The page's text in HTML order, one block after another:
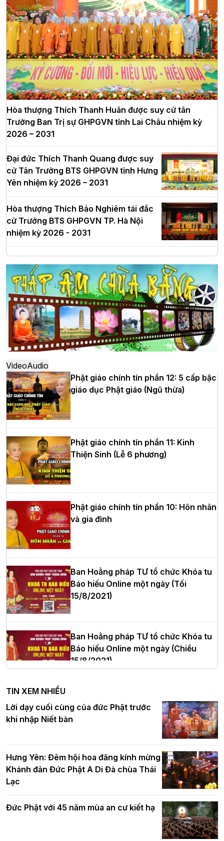
Hòa thượng Thích Thanh Huân được suy cử tân
Trưởng Ban Trị sự GHPGVN tỉnh Lai Châu nhiệm kỳ
2026 – 2031
Đại đức Thích Thanh Quang được suy
cử Tân Trưởng BTS GHPGVN tỉnh Hưng
Yên nhiệm kỳ 2026 – 2031
Hòa thượng Thích Bảo Nghiêm tái đắc
cử Trưởng BTS GHPGVN TP. Hà Nội
nhiệm kỳ 2026 - 2031
Hà Nội: Long trọng lễ khởi công xây
dựng Trung tâm văn hóa Phật giáo Thủ
đô
Hà Nội: Ngày tu học cuối cùng khép lại
khóa sinh hoạt Phật pháp mùa hè lần
thứ XIV tại chùa Bằng
Học yêu thương trong ngày tu tập thứ
tư của Khóa sinh hoạt Phật pháp mùa
hè tại chùa Bằng
HT.Thích Thọ Lạc được suy cử làm tân
Trưởng BTS GHPGVN tỉnh Nghệ An
Hòa thượng Thích Quảng Tùng tái đắc
cử Trưởng BTS GHPGVN thành phố Hải
Phòng nhiệm kỳ 2026 – 2031
Thượng tọa Thích Tâm Chính được suy
cử tân Trưởng ban Trị sự GHPGVN tỉnh
Hà Nội: Tăng Ni Trường hạ Bồ Đề trang
nghiêm tác pháp Tiền an cư PL.2570 –
DL.2026
chúc mừng Phật đản BTS GHPGVN TP.
Hà Nội
Hơn 5.000 người tham dự diễu hành,
VideoAudio
Phật giáo chính tín phần 12: 5 cấp bậc
giáo dục Phật giáo (Ngũ thừa)
Phật giáo chính tín phần 11: Kinh
Thiện Sinh (Lễ 6 phương)
Phật giáo chính tín phần 10: Hôn nhân
và gia đình
Ban Hoằng pháp TƯ tổ chức Khóa tu
Báo hiếu Online một ngày (Tối
15/8/2021)
Ban Hoằng pháp TƯ tổ chức Khóa tu
Báo hiếu Online một ngày (Chiều
15/8/2021)
Ban Hoằng pháp TƯ tổ chức Khóa tu
Báo hiếu Online một ngày (Sáng
15/8/2021)
Tinh thần yêu nước của Phật giáo
TIN XEM NHIỀU
Lời dạy cuối cùng của đức Phật trước
khi nhập Niết bàn
Hưng Yên: Đêm hội hoa đăng kính mừng
Khánh đản Đức Phật A Di Đà chùa Thái
Lạc
Đức Phật với 45 năm mùa an cư kiết hạ